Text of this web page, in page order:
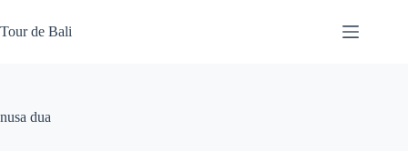
to
content
Tour de Bali
nusa dua